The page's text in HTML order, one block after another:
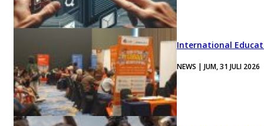
International
NEWS | JUM, 31 JULI 2026